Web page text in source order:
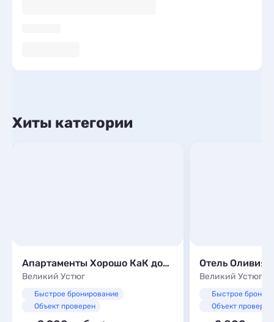
Хиты категории
Апартаменты Хорошо КаК дома на Кооперативной, 14
Великий Устюг
Быстрое бронирование
Объект проверен
Отель Оливия
Великий Устюг
Быстрое
Объект проверен